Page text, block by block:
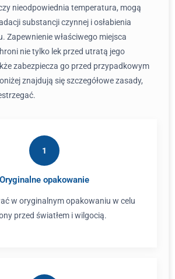
nieodpowiednia temperatura, mogą
substancji czynnej i osłabienia
Zapewnienie właściwego miejsca
nie tylko lek przed utratą jego
zabezpiecza go przed przypadkowym
znajdują się szczegółowe zasady,
1
Oryginalne opakowanie
w oryginalnym opakowaniu w celu
przed światłem i wilgocią.